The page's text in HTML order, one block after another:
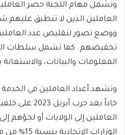
وتشمل مهام اللجنة حصر
العاملين الذين لا تنطبق عليهم
ووضع تصور لتقليص عدد
تخفيضهم. كما تشمل سلطات
المعلومات والبيانات،
وتشهد أعداد العاملين في الخدمة
حاداً بعد حرب
العاملين إلى الولايات أو لجؤهم
الوزارات